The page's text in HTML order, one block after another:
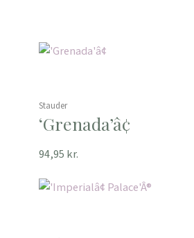
Stauder
‘Grenada’â¢
94,95 kr.